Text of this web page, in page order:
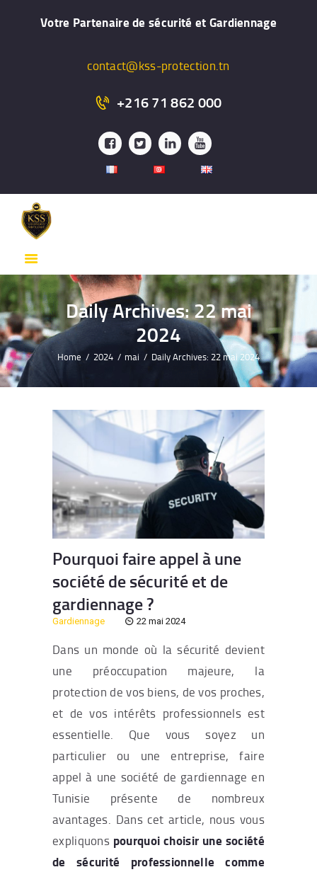
Votre Partenaire de sécurité et Gardiennage
contact@kss-protection.tn
+216 71 862 000
Daily Archives: 22 mai
2024
Home 2024 mai Daily Archives: 22 mai 2024
FORMATION
SYSTÉME DE
PROTECTION
Pourquoi faire appel à une
société de sécurité et de
gardiennage ?
Gardiennage 22 mai 2024
Dans un monde où la sécurité devient
une préoccupation majeure, la
protection de vos biens, de vos proches,
et de vos intérêts professionnels est
essentielle. Que vous soyez un
particulier ou une entreprise, faire
appel à une société de gardiennage en
Tunisie présente de nombreux
avantages. Dans cet article, nous vous
expliquons pourquoi choisir une société
de sécurité professionnelle comme